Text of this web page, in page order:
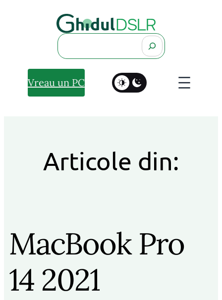
Search
Vreau un PC
Articole din:
MacBook Pro
14 2021